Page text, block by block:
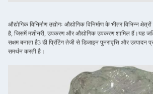
औद्योगिक विनिर्माण उद्योगः औद्योगिक विनिर्माण के भीतर विभिन्न
है, जिसमें मशीनरी, उपकरण और औद्योगिक उपकरण शामिल हैं।यह
सक्षम बनाता है3 डी प्रिंटिंग तेजी से डिजाइन पुनरावृत्ति और
समर्थन करती है।